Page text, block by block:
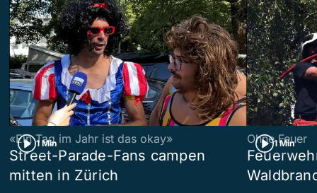
1 Min
«Ein Tag im Jahr ist das okay»
Street-Parade-Fans campen
mitten in Zürich
1 Min
Ohne Feuer